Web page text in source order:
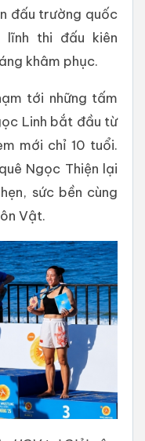
đấu trường quốc
thi đấu kiên
khâm phục.
tới những tấm
Linh bắt đầu từ
mới chỉ 10 tuổi.
Ngọc Thiện lại
sức bền cùng
Vật.